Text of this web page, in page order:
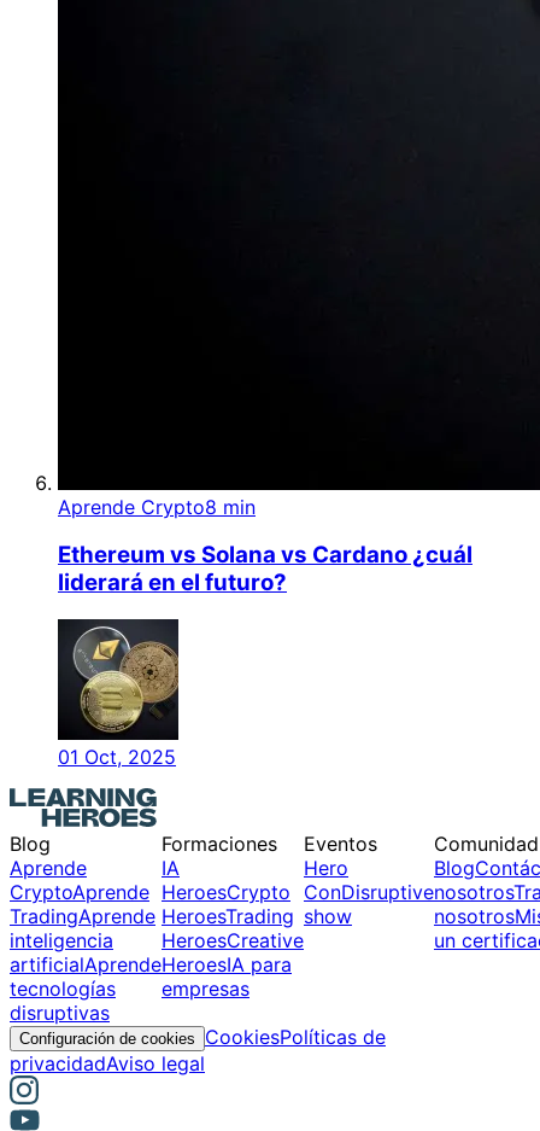
Aprende Crypto8 min
Ethereum vs Solana vs Cardano ¿cuál
liderará en el futuro?
01 Oct, 2025
Blog
Aprende
CryptoAprende
TradingAprende
inteligencia
artificialAprende
tecnologías
disruptivas
Formaciones
IA
HeroesCrypto
HeroesTrading
HeroesCreative
HeroesIA para
empresas
Eventos
Hero
ConDisruptive
show
Blog
nosotros
nosotros
un
Configuración de cookies CookiesPolíticas de
privacidadAviso legal